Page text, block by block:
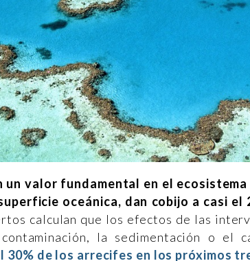
valor fundamental en el ecosistema
oceánica, dan cobijo a casi el
calculan que los efectos de las
la sedimentación o el
30% de los arrecifes en los próximos